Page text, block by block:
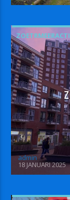
admin
18 JANUARI 2025